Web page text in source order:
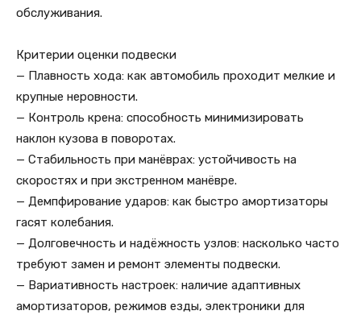
обслуживания.
Критерии оценки подвески
— Плавность хода: как автомобиль проходит мелкие и
крупные неровности.
— Контроль крена: способность минимизировать
наклон кузова в поворотах.
— Стабильность при манёврах: устойчивость на
скоростях и при экстренном манёвре.
— Демпфирование ударов: как быстро амортизаторы
гасят колебания.
— Долговечность и надёжность узлов: насколько часто
требуют замен и ремонт элементы подвески.
— Вариативность настроек: наличие адаптивных
амортизаторов, режимов езды, электроники для